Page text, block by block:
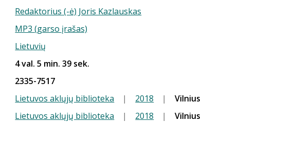
Redaktorius (-ė) Joris Kazlauskas
MP3 (garso įrašas)
Lietuvių
4 val. 5 min. 39 sek.
2335-7517
Lietuvos aklųjų biblioteka | 2018 |
Vilnius
Lietuvos aklųjų biblioteka | 2018 | Vilnius